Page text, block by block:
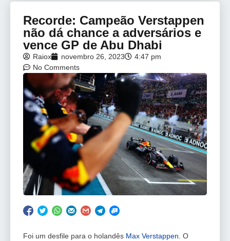
Recorde: Campeão Verstappen
não dá chance a adversários e
vence GP de Abu Dhabi
Raiox novembro 26, 2023
4:47 pm
No Comments
Foi um desfile para o holandês Max Verstappen. O